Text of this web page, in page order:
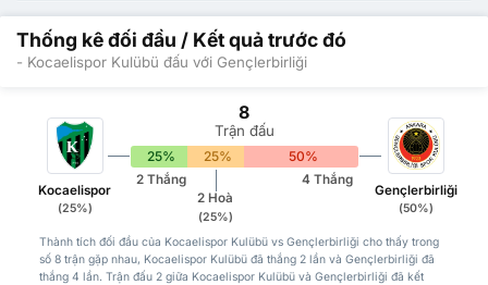
Thống kê đối đầu / Kết quả trước đó
- Kocaelispor Kulübü đấu với Gençlerbirliği
Kocaelispor
(25%)
8
Trận đấu
25% 25% 50%
2 Thắng
2 Hoà
(25%)
4 Thắng
Gençlerbirliği
(50%)
Thành tích đối đầu của Kocaelispor Kulübü vs Gençlerbirliği cho thấy trong
số 8 trận gặp nhau, Kocaelispor Kulübü đã thắng 2 lần và Gençlerbirliği đã
thắng 4 lần. Trận đấu 2 giữa Kocaelispor Kulübü và Gençlerbirliği đã kết